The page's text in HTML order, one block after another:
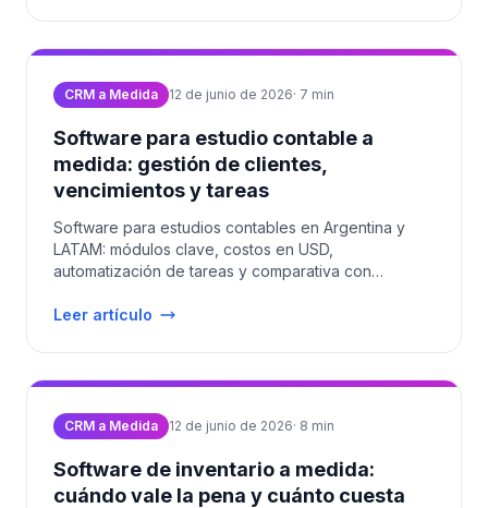
CRM a Medida 12 de junio de 2026· 7 min
Software para estudio contable a
medida: gestión de clientes,
vencimientos y tareas
Software para estudios contables en Argentina y
LATAM: módulos clave, costos en USD,
automatización de tareas y comparativa con
Leer artículo
CRM a Medida 12 de junio de 2026· 8 min
Software de inventario a medida:
cuándo vale la pena y cuánto cuesta